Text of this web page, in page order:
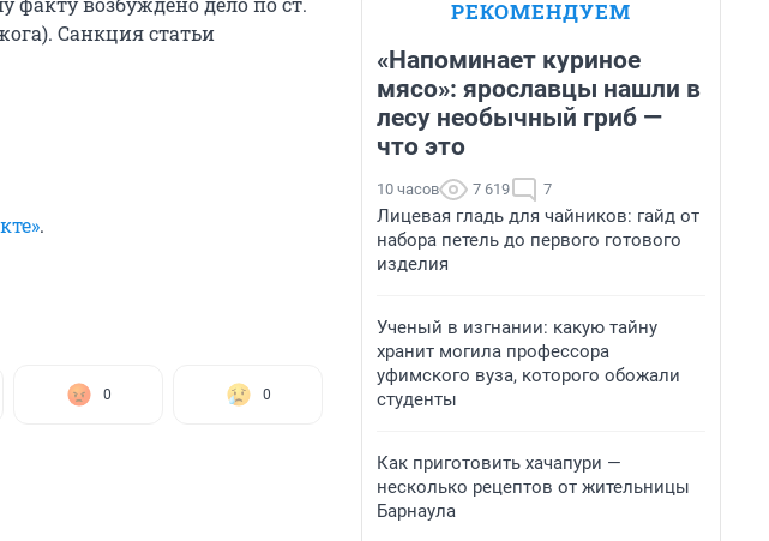
Санкция статьи
.
0 0
РЕКОМЕНДУЕМ
«Напоминает куриное
мясо»: ярославцы нашли в
лесу необычный гриб —
что это
10 часов 7 619 7
Лицевая гладь для чайников: гайд от
набора петель до первого готового
изделия
Ученый в изгнании: какую тайну
хранит могила профессора
уфимского вуза, которого обожали
студенты
Как приготовить хачапури —
несколько рецептов от жительницы
Барнаула